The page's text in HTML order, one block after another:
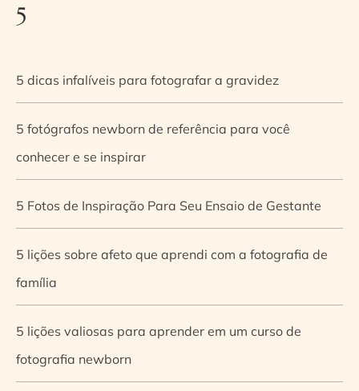
5
5 dicas infalíveis para fotografar a gravidez
5 fotógrafos newborn de referência para você
conhecer e se inspirar
5 Fotos de Inspiração Para Seu Ensaio de Gestante
5 lições sobre afeto que aprendi com a fotografia de
família
5 lições valiosas para aprender em um curso de
fotografia newborn